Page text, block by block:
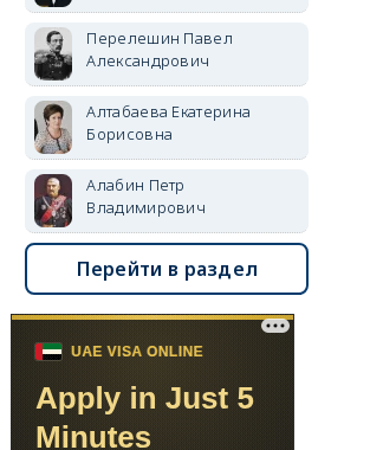
Перелешин Павел
Александрович
Алтабаева Екатерина
Борисовна
Алабин Петр
Владимирович
Перейти в раздел